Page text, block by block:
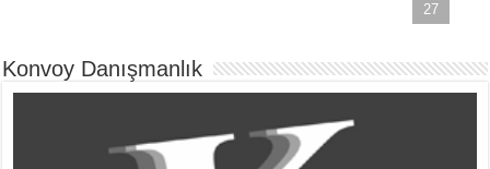
27
Konvoy Danışmanlık